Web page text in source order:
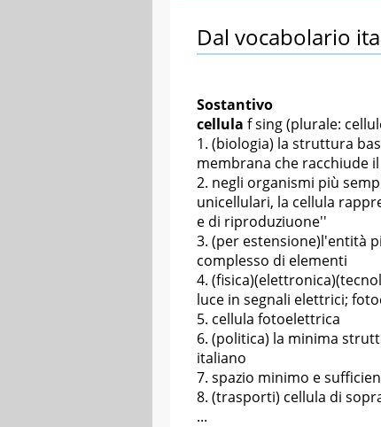
Dal vocabolario
Sostantivo
cellula f sing(plurale:
(biologia) la struttura
membrana che racchiude
negli organismi più
unicellulari, la cellula
e di riproduziuone''
(per estensione)l'entità
complesso di elementi
luce in segnali elettrici;
cellula fotoelettrica
(politica) la minima
italiano
spazio minimo e
(trasporti) cellula di
...